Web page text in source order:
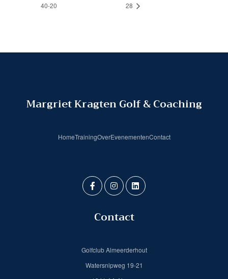
40-20
28
Margriet Kragten Golf & Coaching
HomeTrainingOverEvenementenContact
Contact
Golfclub Almeerderhout
Watersnipweg 19-21